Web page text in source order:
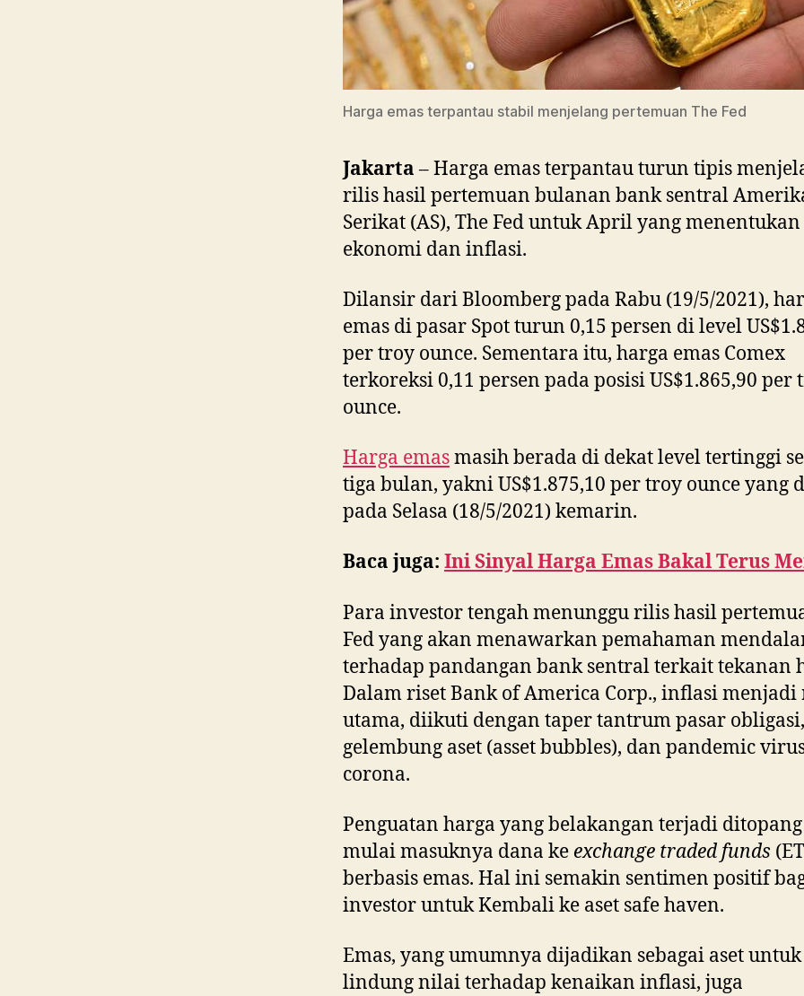
Harga emas terpantau stabil menjelang pertemuan The Fed
Jakarta– Harga emas terpantau turun tipis
rilis hasil pertemuan bulanan bank sentral
Serikat (AS), The Fed untuk April yang
ekonomi dan inflasi.
Dilansir dari Bloomberg pada Rabu (19/5/2021),
emas di pasar Spot turun 0,15 persen di level
per troy ounce. Sementara itu, harga emas Comex
terkoreksi 0,11 persen pada posisi US$1.865,90 per
ounce.
Harga emasmasih berada di dekat level tertinggi
tiga bulan, yakni US$1.875,10 per troy ounce yang
pada Selasa (18/5/2021) kemarin.
Baca juga: Ini Sinyal Harga Emas Bakal Terus
Para investor tengah menunggu rilis hasil
Fed yang akan menawarkan pemahaman
terhadap pandangan bank sentral terkait tekanan
Dalam riset Bank of America Corp., inflasi menjadi
utama, diikuti dengan taper tantrum pasar obligasi,
gelembung aset (asset bubbles), dan pandemic
corona.
Penguatan harga yang belakangan terjadi
mulai masuknya dana ke exchange traded funds
berbasis emas. Hal ini semakin sentimen positif
investor untuk Kembali ke aset safe haven.
Emas, yang umumnya dijadikan sebagai aset untuk
lindung nilai terhadap kenaikan inflasi, juga